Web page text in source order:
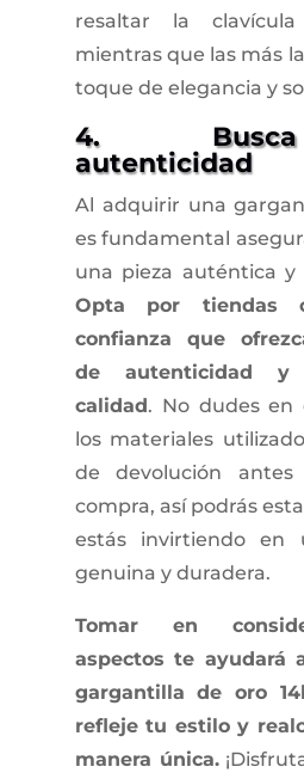
resaltar la
mientras que las más
toque de elegancia y
4. Busca
autenticidad
Al adquirir una
es fundamental
una pieza auténtica y
Opta por tiendas
confianza que
de autenticidad y
calidad. No dudes en
los materiales
de devolución
compra, así podrás
estás invirtiendo en
genuina y duradera.
Tomar en
aspectos te ayudará
gargantilla de oro
refleje tu estilo y
manera única.